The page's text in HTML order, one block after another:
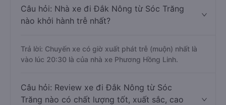
Câu hỏi: Nhà xe đi Đắk Nông từ Sóc Trăng
nào khởi hành trễ nhất?
Trả lời: Chuyến xe có giờ xuất phát trễ (muộn) nhất là
vào lúc 20:30 là của nhà xe Phương Hồng Linh.
Câu hỏi: Review xe đi Đắk Nông từ Sóc
Trăng nào có chất lượng tốt, xuất sắc, cao